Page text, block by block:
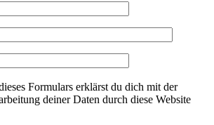
Formulars erklärst du dich mit der
deiner Daten durch diese Website